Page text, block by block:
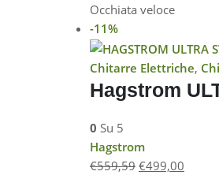
Occhiata veloce
-11%
Chitarre Elettriche,
Hagstrom
0 Su 5
Hagstrom
€559,59 €499,00